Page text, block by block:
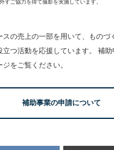
すご協力を得て撮影を実施しています。
の売上の一部を用いて、
ものづ
つ活動を応援しています。
補助
をご覧ください。
補助事業の申請について